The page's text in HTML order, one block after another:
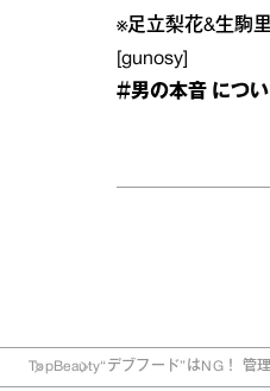
※足立梨花&生駒
[gunosy]
＃男の本音 につい
TopBeauty“デブフード”はNG！ 管